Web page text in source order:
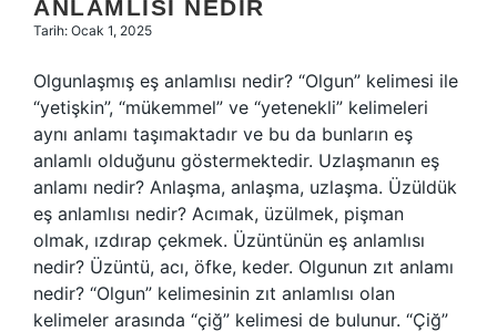
ANLAMLISI NEDIR
Tarih: Ocak 1, 2025
Olgunlaşmış eş anlamlısı nedir? “Olgun” kelimesi ile
“yetişkin”, “mükemmel” ve “yetenekli” kelimeleri
aynı anlamı taşımaktadır ve bu da bunların eş
anlamlı olduğunu göstermektedir. Uzlaşmanın eş
anlamı nedir? Anlaşma, anlaşma, uzlaşma. Üzüldük
eş anlamlısı nedir? Acımak, üzülmek, pişman
olmak, ızdırap çekmek. Üzüntünün eş anlamlısı
nedir? Üzüntü, acı, öfke, keder. Olgunun zıt anlamı
nedir? “Olgun” kelimesinin zıt anlamlısı olan
kelimeler arasında “çiğ” kelimesi de bulunur. “Çiğ”